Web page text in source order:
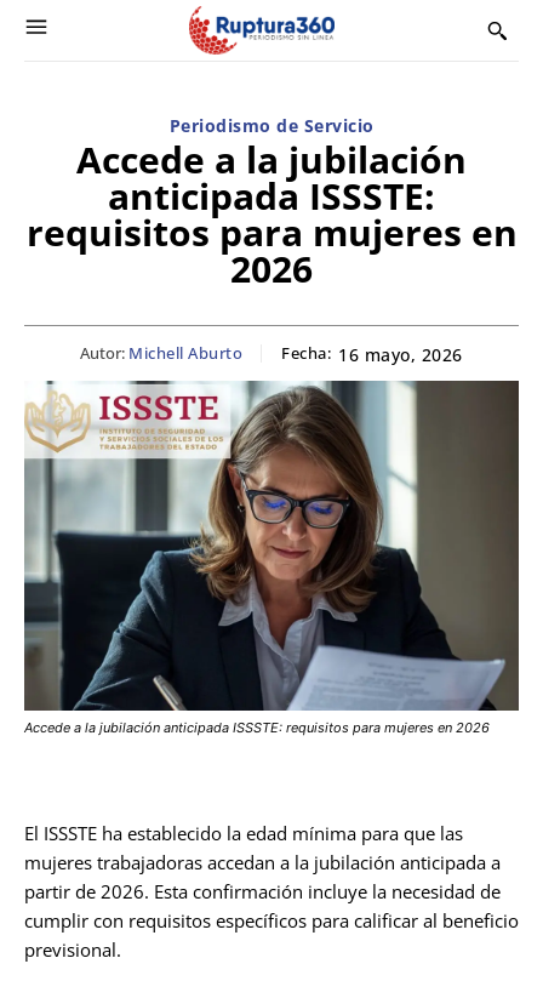
Periodismo de Servicio
Accede a la jubilación
anticipada ISSSTE:
requisitos para mujeres en
2026
Autor: Michell Aburto Fecha: 16 mayo, 2026
Accede a la jubilación anticipada ISSSTE: requisitos para mujeres en 2026
El ISSSTE ha establecido la edad mínima para que las
mujeres trabajadoras accedan a la jubilación anticipada a
partir de 2026. Esta confirmación incluye la necesidad de
cumplir con requisitos específicos para calificar al beneficio
previsional.